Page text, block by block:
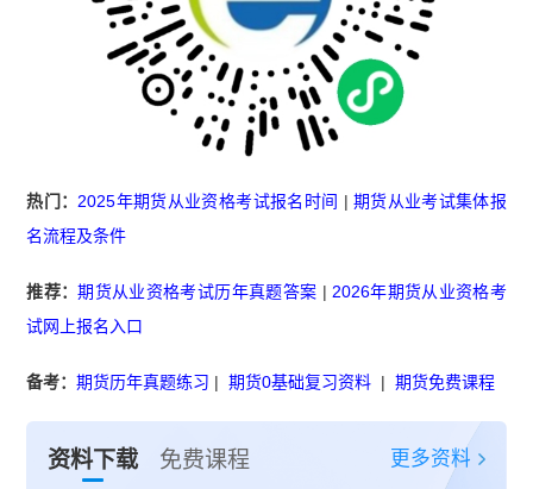
热门： 2025年期货从业资格考试报名时间 | 期货从业考试集体报
名流程及条件
推荐：期货从业资格考试历年真题答案 | 2026年期货从业资格考
试网上报名入口
备考：期货历年真题练习 |期货0基础复习资料 |期货免费课程
资料下载 免费课程 更多资料